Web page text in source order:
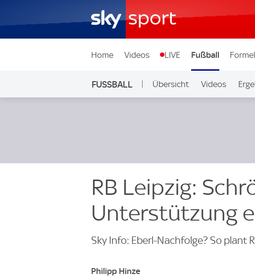
Home Videos LIVE Fußball
FUSSBALL Übersicht Videos
RB Leipzig:
Unterstützung
Sky Info: Eberl-Nachfolge? So plant
Philipp Hinze